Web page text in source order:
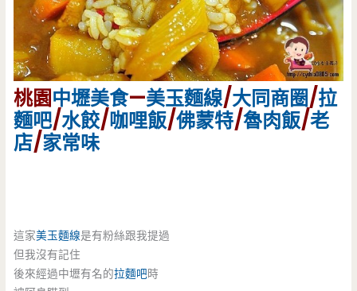
桃園中壢美食—美玉麵線/大同商圈/拉
麵吧/水餃/咖哩飯/佛蒙特/魯肉飯/老
店/家常味
這家美玉麵線是有粉絲跟我提過
但我沒有記住
後來經過中壢有名的拉麵吧時